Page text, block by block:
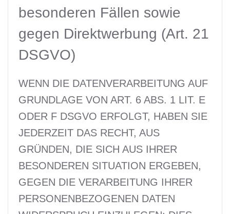
besonderen Fällen sowie
gegen Direktwerbung (Art. 21
DSGVO)
WENN DIE DATENVERARBEITUNG AUF
GRUNDLAGE VON ART. 6 ABS. 1 LIT. E
ODER F DSGVO ERFOLGT, HABEN SIE
JEDERZEIT DAS RECHT, AUS
GRÜNDEN, DIE SICH AUS IHRER
BESONDEREN SITUATION ERGEBEN,
GEGEN DIE VERARBEITUNG IHRER
PERSONENBEZOGENEN DATEN